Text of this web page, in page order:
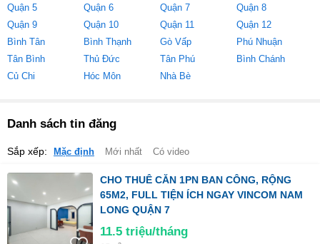
Quận 5
Quận 6 Quận 7
Quận 8
Quận 9
Quận 10 Quận 11
Quận 12
Bình Tân
Bình Thạnh Gò Vấp
Phú Nhuận
Tân Bình
Thủ Đức Tân Phú
Bình Chánh
Củ Chi
Hóc Môn Nhà Bè
Danh sách tin đăng
Sắp xếp: Mặc định Mới nhất Có video
CHO THUÊ CĂN 1PN BAN CÔNG, RỘNG
65M2, FULL TIỆN ÍCH NGAY VINCOM NAM
LONG QUẬN 7
11.5 triệu/tháng